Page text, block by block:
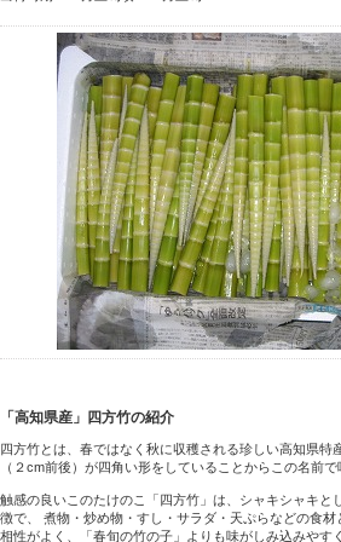
「高知県産」四方竹の紹介
四方竹とは、春ではなく秋に収穫される珍しい高知県特
（２cm前後）が四角い形をしていることからこの名前で
触感の良いこのたけのこ「四方竹」は、シャキシャキと
徴で、 煮物・炒め物・すし・サラダ・天ぷらなどの食
相性がよく、「春旬の竹の子」よりも味がしみ込みやす